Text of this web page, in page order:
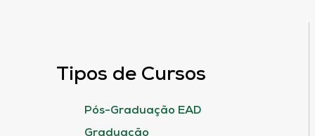
Tipos de Cursos
Pós-Graduação EAD
Graduação